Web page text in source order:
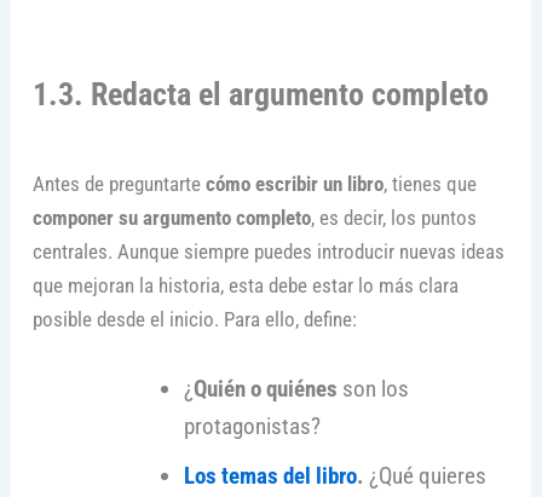
1.3. Redacta el argumento completo
Antes de preguntartecómo escribir un libro, tienes que
componer su argumento completo, es decir, los puntos
centrales. Aunque siempre puedes introducir nuevas ideas
que mejoran la historia, esta debe estar lo más clara
posible desde el inicio. Para ello, define:
¿Quién o quiénes son los
protagonistas?
Los temas del libro. ¿Qué quieres